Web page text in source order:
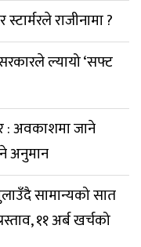
स्टार्मरले राजीनामा ?
ल्यायो ‘सफ्ट
: अवकाशमा जाने
अनुमान
सामान्यको सात
११ अर्ब खर्चको